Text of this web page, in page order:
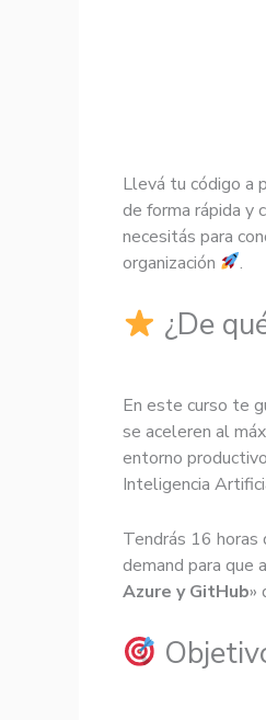
Llevá tu código a
de forma rápida y
necesitás para
organización
.
¿De
En este curso te
se aceleren al
entorno
Inteligencia
Tendrás 16 horas
demand para que
Azure y GitHub»